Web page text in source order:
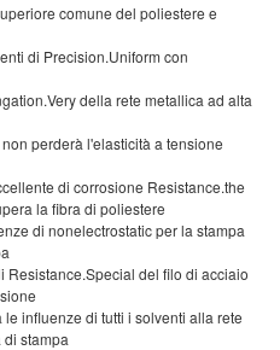
comune del poliestere e
di Precision.Uniform con
della rete metallica ad alta
perderà l'elasticità a tensione
di corrosione Resistance.the
la fibra di poliestere
di nonelectrostatic per la stampa
Resistance.Special del filo di acciaio
influenze di tutti i solventi alla rete
stampa